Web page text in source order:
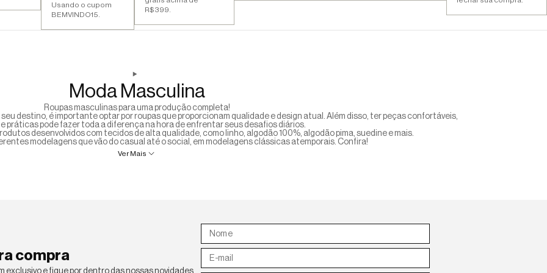
Usando o cupom
BEMVINDO15.
R$399.
Moda Masculina
Roupas masculinas para uma produção completa!
destino, é importante optar por roupas que proporcionam qualidade e design atual. Além disso, ter peças confortáveis,
práticas pode fazer toda a diferença na hora de enfrentar seus desafios diários.
desenvolvidos com tecidos de alta qualidade, como linho, algodão 100%, algodão pima, suedine e mais.
modelagens que vão do casual até o social, em modelagens clássicas atemporais. Confira!
Ver Mais
compra
e fique por dentro das nossas novidades.